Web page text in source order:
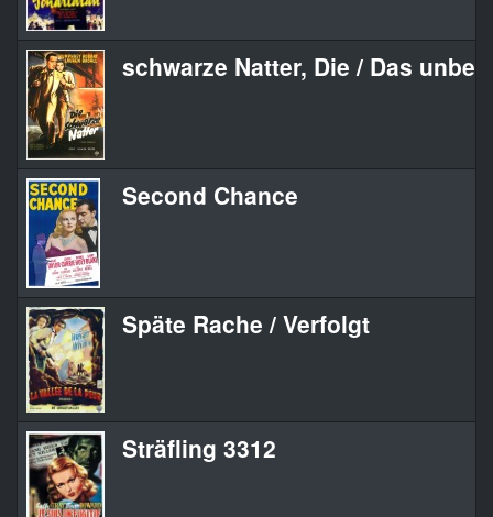
schwarze Natter, Die / Das
Second Chance
Späte Rache / Verfolgt
Sträfling 3312